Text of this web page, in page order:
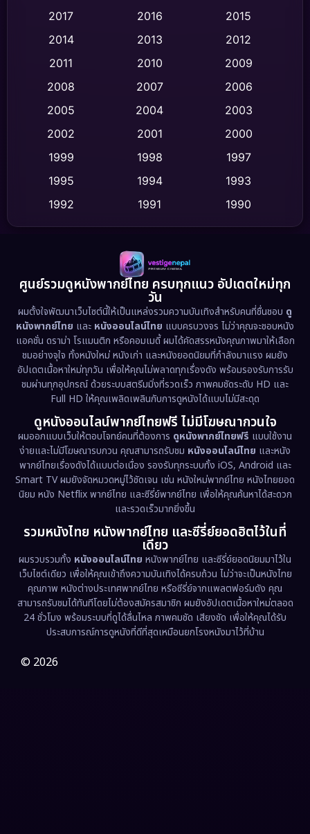
Comedy ตลก (454)
Crime อาชญากรรม (532)
Cult Film
Dance เต้น (10)
Detective สืบสวน (62)
Disaster (13)
Disney+ (5)
Documentary สารคดี (94)
Drama ดราม่า (1,513)
Dystopian (17)
Emotional (61)
Epic มหากาพย์ (227)
Erotic (36)
Family ครอบครัว (375)
Fantasy จินตนาการ (338)
Fiction (9)
Film (57)
Gothic
2017
2016
2015
2014
2013
2012
2011
2010
2009
2008
2007
2006
2005
2004
2003
2002
2001
2000
1999
1998
1997
1995
1994
1993
1992
1991
1990
1989
1988
1986
1983
1978
1962
ศูนย์รวมดูหนังพากย์ไทย ครบทุกแนว อัปเดตใหม่ทุก
วัน
ผมตั้งใจพัฒนาเว็บไซต์นี้ให้เป็นแหล่งรวมความบันเทิงสำหรับคนที่ชื่นชอบ ดู
หนังพากย์ไทย และ หนังออนไลน์ไทย แบบครบวงจร ไม่ว่าคุณจะชอบหนัง
แอคชั่น ดราม่า โรแมนติก หรือคอมเมดี้ ผมได้คัดสรรหนังคุณภาพมาให้เลือก
ชมอย่างจุใจ ทั้งหนังใหม่ หนังเก่า และหนังยอดนิยมที่กำลังมาแรง ผมยัง
อัปเดตเนื้อหาใหม่ทุกวัน เพื่อให้คุณไม่พลาดทุกเรื่องดัง พร้อมรองรับการรับ
ชมผ่านทุกอุปกรณ์ ด้วยระบบสตรีมมิ่งที่รวดเร็ว ภาพคมชัดระดับ HD และ
Full HD ให้คุณเพลิดเพลินกับการดูหนังได้แบบไม่มีสะดุด
ดูหนังออนไลน์พากย์ไทยฟรี ไม่มีโฆษณากวนใจ
ผมออกแบบเว็บให้ตอบโจทย์คนที่ต้องการ ดูหนังพากย์ไทยฟรี แบบใช้งาน
ง่ายและไม่มีโฆษณารบกวน คุณสามารถรับชม หนังออนไลน์ไทย และหนัง
พากย์ไทยเรื่องดังได้แบบต่อเนื่อง รองรับทุกระบบทั้ง iOS, Android และ
Smart TV ผมยังจัดหมวดหมู่ไว้ชัดเจน เช่น หนังใหม่พากย์ไทย หนังไทยยอด
นิยม หนัง Netflix พากย์ไทย และซีรี่ย์พากย์ไทย เพื่อให้คุณค้นหาได้สะดวก
และรวดเร็วมากยิ่งขึ้น
รวมหนังไทย หนังพากย์ไทย และซีรี่ย์ยอดฮิตไว้ในที่
เดียว
ผมรวบรวมทั้ง หนังออนไลน์ไทย หนังพากย์ไทย และซีรี่ย์ยอดนิยมมาไว้ใน
เว็บไซต์เดียว เพื่อให้คุณเข้าถึงความบันเทิงได้ครบถ้วน ไม่ว่าจะเป็นหนังไทย
คุณภาพ หนังต่างประเทศพากย์ไทย หรือซีรี่ย์จากแพลตฟอร์มดัง คุณ
สามารถรับชมได้ทันทีโดยไม่ต้องสมัครสมาชิก ผมยังอัปเดตเนื้อหาใหม่ตลอด
24 ชั่วโมง พร้อมระบบที่ดูได้ลื่นไหล ภาพคมชัด เสียงชัด เพื่อให้คุณได้รับ
ประสบการณ์การดูหนังที่ดีที่สุดเหมือนยกโรงหนังมาไว้ที่บ้าน
© 2026